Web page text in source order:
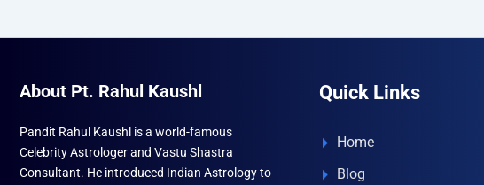
About Pt. Rahul Kaushl
Pandit Rahul Kaushl is a world-famous
Celebrity Astrologer and Vastu Shastra
Consultant. He introduced Indian Astrology to
Quick Links
Home
Blog